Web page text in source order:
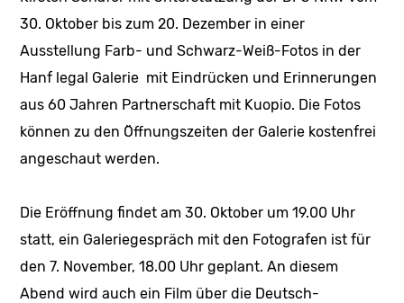
30. Oktober bis zum 20. Dezember in einer
Ausstellung Farb- und Schwarz-Weiß-Fotos in der
Hanf legal Galerie mit Eindrücken und Erinnerungen
aus 60 Jahren Partnerschaft mit Kuopio. Die Fotos
können zu den Öffnungszeiten der Galerie kostenfrei
angeschaut werden.
Die Eröffnung findet am 30. Oktober um 19.00 Uhr
statt, ein Galeriegespräch mit den Fotografen ist für
den 7. November, 18.00 Uhr geplant. An diesem
Abend wird auch ein Film über die Deutsch-